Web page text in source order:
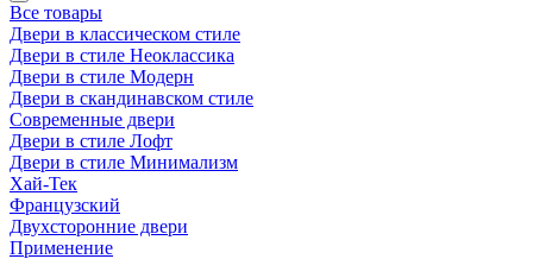
Все товары
Двери в классическом стиле
Двери в стиле Неоклассика
Двери в стиле Модерн
Двери в скандинавском стиле
Современные двери
Двери в стиле Лофт
Двери в стиле Минимализм
Хай-Тек
Французский
Двухсторонние двери
Применение